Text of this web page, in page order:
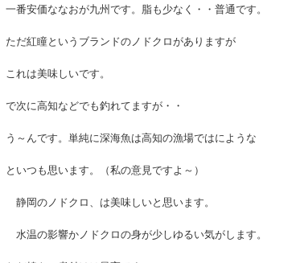
一番安価ななおが九州です。脂も少なく・・普通です。
ただ紅瞳というブランドのノドクロがありますが
これは美味しいです。
で次に高知などでも釣れてますが・・
う～んです。単純に深海魚は高知の漁場ではにような
といつも思います。（私の意見ですよ～）
静岡のノドクロ、は美味しいと思います。
水温の影響かノドクロの身が少しゆるい気がします。